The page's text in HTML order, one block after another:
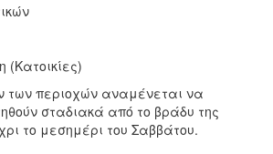
(Κατοικίες)
των περιοχών αναμένεται να
σταδιακά από το βράδυ της
το μεσημέρι του Σαββάτου.